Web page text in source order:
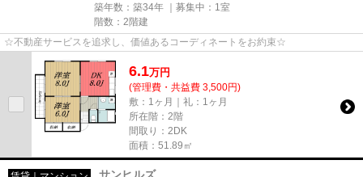
築年数：築34年 ｜募集中： 1室
階数：2階建
☆不動産サービスを追求し、価値あるコーディネートをお約束☆
6.1万円
(管理費・共益費 3,500円)
敷：1ヶ月｜礼：1ヶ月
所在階：2階
間取り：2DK
面積：51.89㎡
サンヒルズ